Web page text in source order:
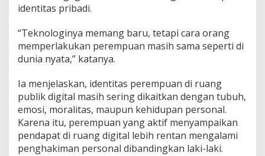
identitas pribadi.
“Teknologinya memang baru, tetapi cara orang
memperlakukan perempuan masih sama seperti di
dunia nyata,” katanya.
Ia menjelaskan, identitas perempuan di ruang
publik digital masih sering dikaitkan dengan tubuh,
emosi, moralitas, maupun kehidupan personal.
Karena itu, perempuan yang aktif menyampaikan
pendapat di ruang digital lebih rentan mengalami
penghakiman personal dibandingkan laki-laki.